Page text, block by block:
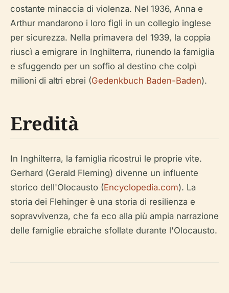
costante minaccia di violenza. Nel 1936, Anna e
Arthur mandarono i loro figli in un collegio inglese
per sicurezza. Nella primavera del 1939, la coppia
riuscì a emigrare in Inghilterra, riunendo la famiglia
e sfuggendo per un soffio al destino che colpì
milioni di altri ebrei (Gedenkbuch Baden-Baden).
Eredità
In Inghilterra, la famiglia ricostruì le proprie vite.
Gerhard (Gerald Fleming) divenne un influente
storico dell'Olocausto (Encyclopedia.com). La
storia dei Flehinger è una storia di resilienza e
sopravvivenza, che fa eco alla più ampia narrazione
delle famiglie ebraiche sfollate durante l'Olocausto.